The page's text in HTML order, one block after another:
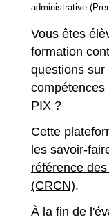
administrative
Vous êtes
formation
questions sur
compétences
PIX ?
Cette
les savoir-
référence
(CRCN).
À la fin de